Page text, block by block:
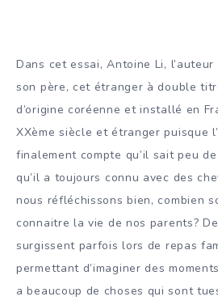
Dans cet essai, Antoine Li,
son père, cet étranger à double
d’origine coréenne et installé en
XXème siècle et étranger puisque
finalement compte qu’il sait peu
qu’il a toujours connu avec des
nous réfléchissons bien, combien
connaitre la vie de nos parents?
surgissent parfois lors de repas
permettant d’imaginer des
a beaucoup de choses qui sont